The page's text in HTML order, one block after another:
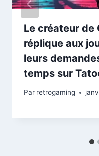
Le créateur
réplique aux
leurs
temps sur
Par retrogaming